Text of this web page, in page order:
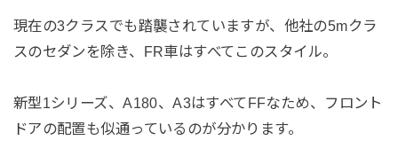
現在の3クラスでも踏襲されていますが、他社の5mクラ
スのセダンを除き、FR車はすべてこのスタイル。
新型1シリーズ、A180、A3はすべてFFなため、フロント
ドアの配置も似通っているのが分かります。